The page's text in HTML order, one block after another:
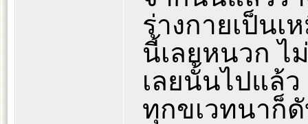
ร่างกายเป็น
นี้เลยหนวก ไ
เลยนั้นไปแล้
ทุกขเวทนาก็